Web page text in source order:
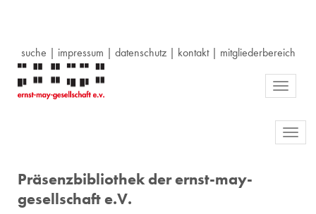
suche | impressum | datenschutz| kontakt| mitgliederbereich
Toggle
Präsenzbibliothek der ernst-may-
gesellschaft e.V.